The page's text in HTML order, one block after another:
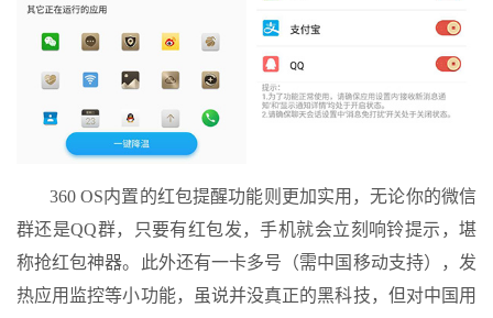
360 OS内置的红包提醒功能则更加实用，无论你的微信
群还是QQ群，只要有红包发，手机就会立刻响铃提示，堪
称抢红包神器。此外还有一卡多号（需中国移动支持），发
热应用监控等小功能，虽说并没真正的黑科技，但对中国用